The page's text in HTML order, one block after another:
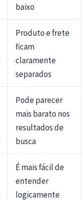
baixo
Produto e frete
ficam
claramente
separados
Pode parecer
mais barato nos
resultados de
busca
É mais fácil de
entender
logicamente